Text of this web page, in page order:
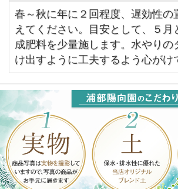
春～秋に年に２回程度、遅効性の
えてください。目安として、５月
成肥料を少量施します。水やりの
け出すように工夫するよう心がけ